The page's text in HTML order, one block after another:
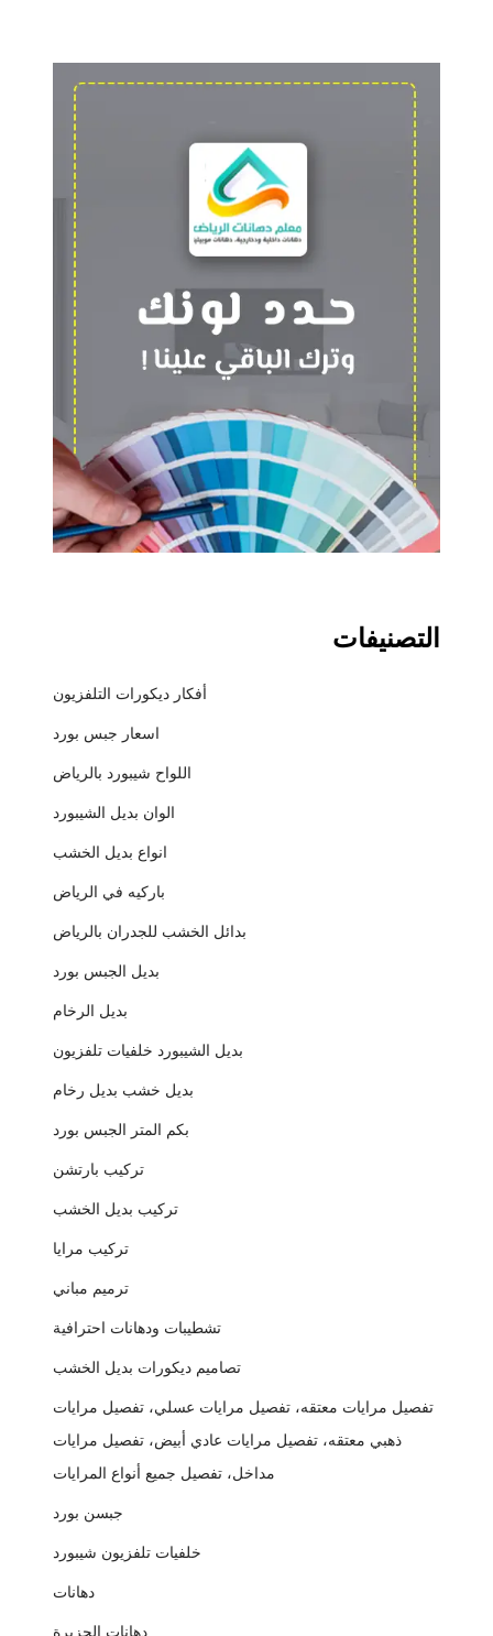
التصنيفات
أفكار ديكورات التلفزيون
اسعار جبس بورد
اللواح شيبورد بالرياض
الوان بديل الشيبورد
انواع بديل الخشب
باركيه في الرياض
بدائل الخشب للجدران بالرياض
بديل الجبس بورد
بديل الرخام
بديل الشيبورد خلفيات تلفزيون
بديل خشب بديل رخام
بكم المتر الجبس بورد
تركيب بارتشن
تركيب بديل الخشب
تركيب مرايا
ترميم مباني
تشطيبات ودهانات احترافية
تصاميم ديكورات بديل الخشب
تفصيل مرايات معتقه، تفصيل مرايات عسلي، تفصيل مرايات
ذهبي معتقه، تفصيل مرايات عادي أبيض، تفصيل مرايات
مداخل، تفصيل جميع أنواع المرايات
جبسن بورد
خلفيات تلفزيون شيبورد
دهانات
دهانات الجزيرة